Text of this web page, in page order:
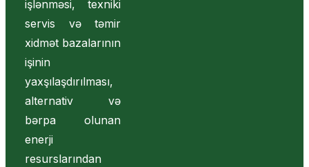
işlənməsi, texniki
servis və təmir
xidmət bazalarının
işinin
yaxşılaşdırılması,
alternativ və
bərpa olunan
enerji
resurslarından